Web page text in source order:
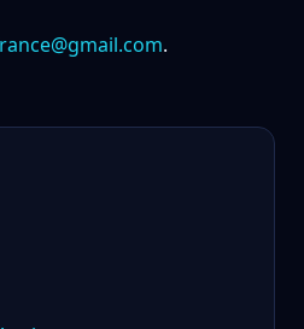
.